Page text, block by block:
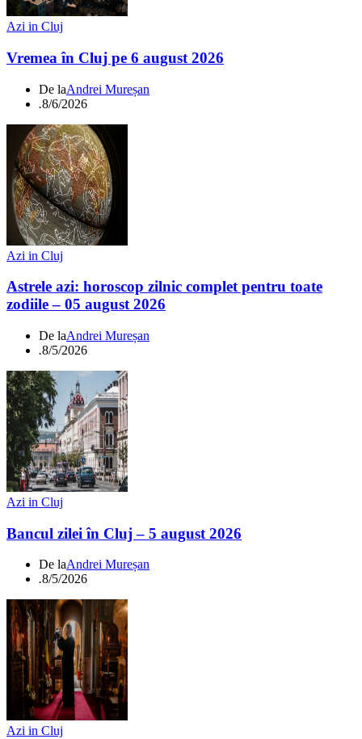
Azi in Cluj
Vremea în Cluj pe 6 august 2026
De laAndrei Mureșan
.8/6/2026
Azi in Cluj
Astrele azi: horoscop zilnic complet pentru toate
zodiile – 05 august 2026
De laAndrei Mureșan
.8/5/2026
Azi in Cluj
Bancul zilei în Cluj – 5 august 2026
De laAndrei Mureșan
.8/5/2026
Azi in Cluj